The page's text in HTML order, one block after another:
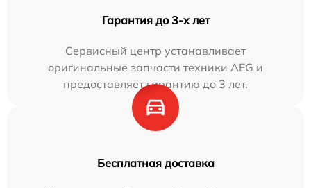
Гарантия до 3-х лет
Сервисный центр устанавливает
оригинальные запчасти техники AEG и
предоставляет гарантию до 3 лет.
Бесплатная доставка